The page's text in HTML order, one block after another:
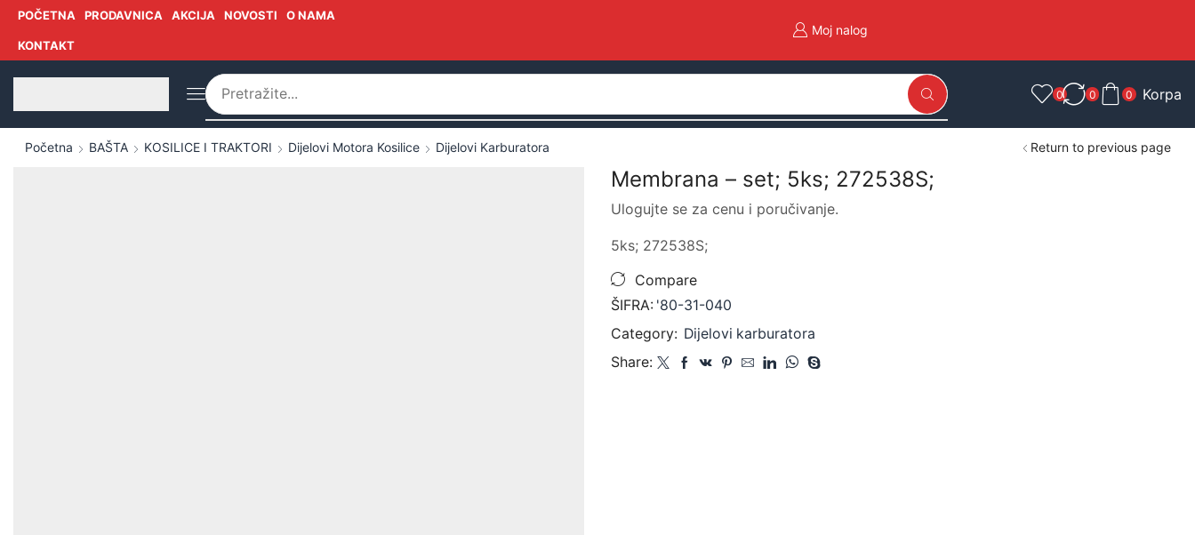
POČETNA PRODAVNICA AKCIJA NOVOSTI O NAMA
KONTAKT
Moj nalog
0 0 0 Korpa
Početna BAŠTA KOSILICE I TRAKTORI Dijelovi Motora Kosilice Dijelovi Karburatora Return to previous page
Membrana – set; 5ks; 272538S;
Ulogujte se za cenu i poručivanje.
5ks; 272538S;
Compare
ŠIFRA: '80-31-040
Category: Dijelovi karburatora
Share: